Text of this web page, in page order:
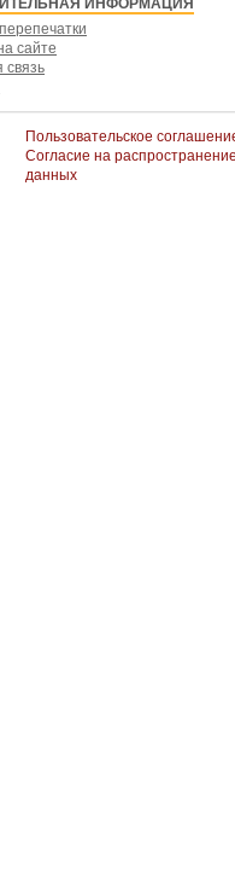
ИНФОРМАЦИЯ
сайте
связь
Пользовательское
Согласие на
данных